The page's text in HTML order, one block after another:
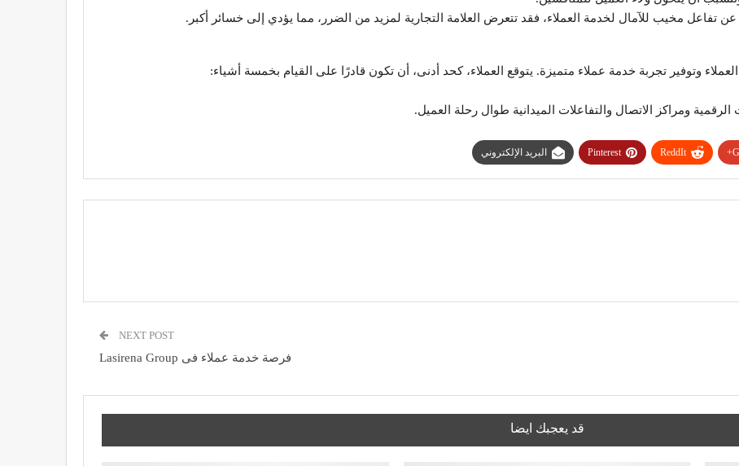
تفاعل مخيب للآمال لخدمة العملاء، فقد تتعرض العلامة التجارية لمزيد من الضرر، مما يؤدي إلى خسائر أكبر.
وتوفير تجربة خدمة عملاء متميزة. يتوقع العملاء، كحد أدنى، أن تكون قادرًا على القيام بخمسة أشياء:
ومراكز الاتصال والتفاعلات الميدانية طوال رحلة العميل.
ReddIt
Pinterest البريد الإلكتروني
NEXT POST
فرصة خدمة عملاء فى Lasirena Group
قد يعجبك ايضا